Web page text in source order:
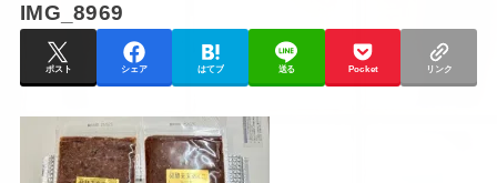
IMG_8969
ポスト シェア はてブ 送る Pocket リンク